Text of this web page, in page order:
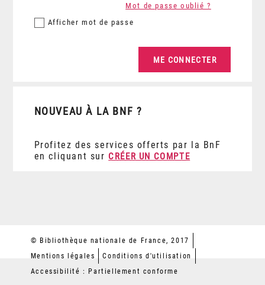
Afficher mot de passe
Mot de passe oublié ?
NOUVEAU À LA BNF ?
Profitez des services offerts par la BnF
en cliquant sur CRÉER UN COMPTE
© Bibliothèque nationale de France, 2017
Mentions légales
Conditions d'utilisation
Accessibilité : Partiellement conforme